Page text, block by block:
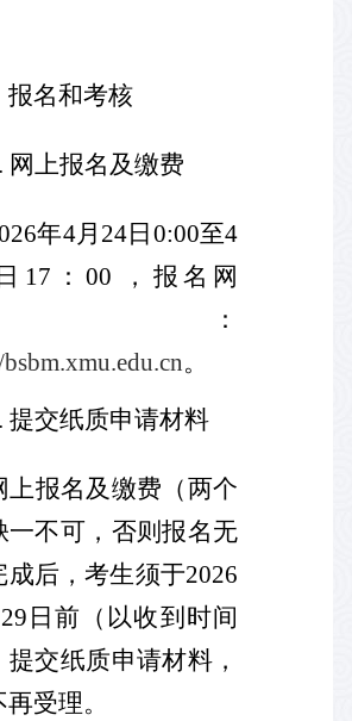
报名和考核
网上报名及缴费
年4月 24日 0:00至4
日 17 ：00
，报名网
：
。
提交纸质申请材料
上报名及缴费（两个
一不可，否则报名无
成后，考生须于2026
29 日前（以收到时间
提交纸质申请材料，
受理。